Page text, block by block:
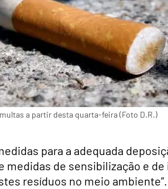
a partir desta quarta-feira (Foto D.R.)
para a adequada
medidas de sensibilização e
resíduos no meio ambiente”.